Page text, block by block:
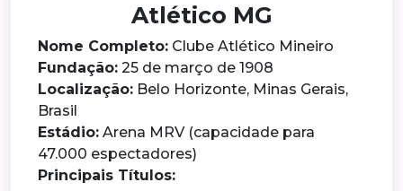
Atlético MG
Nome Completo: Clube Atlético Mineiro
Fundação: 25 de março de 1908
Localização: Belo Horizonte, Minas Gerais,
Brasil
Estádio: Arena MRV (capacidade para
47.000 espectadores)
Principais Títulos: